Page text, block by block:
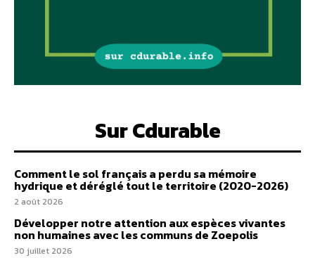
Sur Cdurable
Comment le sol français a perdu sa mémoire
hydrique et déréglé tout le territoire (2020-2026)
2 août 2026
Développer notre attention aux espèces vivantes
non humaines avec les communs de Zoepolis
30 juillet 2026